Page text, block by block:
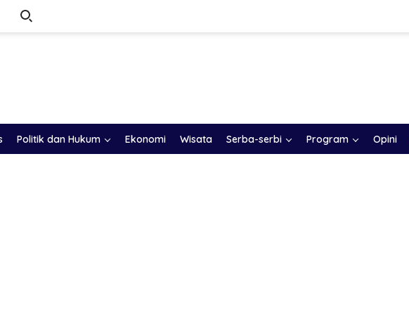
Politik dan Hukum Ekonomi Wisata Serba-serbi Program Opini